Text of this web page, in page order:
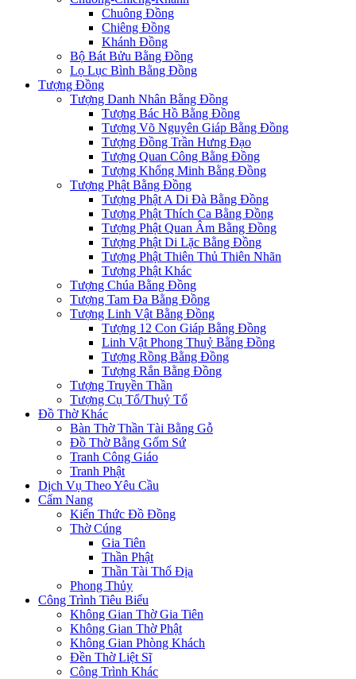
Chuông Đồng
Chiêng Đồng
Khánh Đồng
Bộ Bát Bửu Bằng Đồng
Lọ Lục Bình Bằng Đồng
Tượng Đồng
Tượng Danh Nhân Bằng Đồng
Tượng Bác Hồ Bằng Đồng
Tượng Võ Nguyên Giáp Bằng Đồng
Tượng Đồng Trần Hưng Đạo
Tượng Quan Công Bằng Đồng
Tượng Khổng Minh Bằng Đồng
Tượng Phật Bằng Đồng
Tượng Phật A Di Đà Bằng Đồng
Tượng Phật Thích Ca Bằng Đồng
Tượng Phật Quan Âm Bằng Đồng
Tượng Phật Di Lặc Bằng Đồng
Tượng Phật Thiên Thủ Thiên Nhãn
Tượng Phật Khác
Tượng Chúa Bằng Đồng
Tượng Tam Đa Bằng Đồng
Tượng Linh Vật Bằng Đồng
Tượng 12 Con Giáp Bằng Đồng
Linh Vật Phong Thuỷ Bằng Đồng
Tượng Rồng Bằng Đồng
Tượng Rắn Bằng Đồng
Tượng Truyền Thần
Tượng Cụ Tổ/Thuỷ Tổ
Đồ Thờ Khác
Bàn Thờ Thần Tài Bằng Gỗ
Đồ Thờ Bằng Gốm Sứ
Tranh Công Giáo
Tranh Phật
Dịch Vụ Theo Yêu Cầu
Cẩm Nang
Kiến Thức Đồ Đồng
Thờ Cúng
Gia Tiên
Thần Phật
Thần Tài Thổ Địa
Phong Thủy
Công Trình Tiêu Biểu
Không Gian Thờ Gia Tiên
Không Gian Thờ Phật
Không Gian Phòng Khách
Đền Thờ Liệt Sĩ
Công Trình Khác